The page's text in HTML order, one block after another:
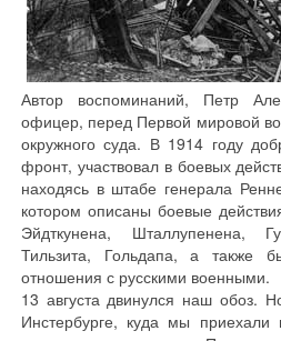
Автор воспоминаний, Петр
офицер, перед Первой мировой
окружного суда. В 1914 году
фронт, участвовал в боевых
находясь в штабе генерала
котором описаны боевые
Эйдткунена, Шталлупенена,
Тильзита, Гольдапа, а также
отношения с русскими военными.
13 августа двинулся наш обоз.
Инстербурге, куда мы приехали